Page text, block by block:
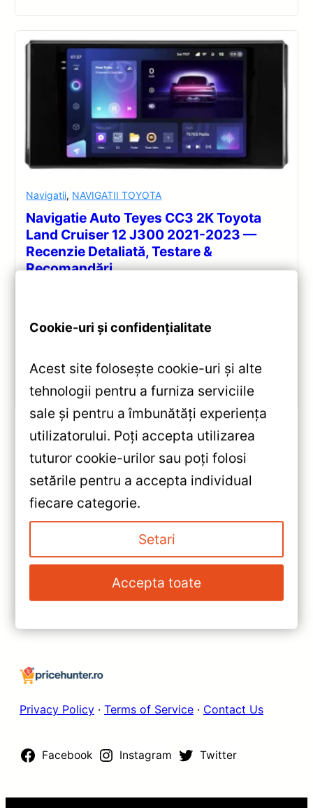
Navigatii, NAVIGATII TOYOTA
Navigatie Auto Teyes CC3 2K Toyota
Land Cruiser 12 J300 2021-2023 —
Recenzie Detaliată, Testare &
Recomandări
2.0 GHz, Android 10, Bluetooth 5.1, DSP și
Vezi review!
«Navigație Auto 9.5” 2K QLED
Ford F150 (2009-2014) —
Teyes CC3 — Recenzie
Detaliată, Testare &
Recomandări
»
Navigatie Auto Lux One 360°
Mazda 6 (2012-2017) – T’EYES
— Recenzie Detaliată, Testare &
Privacy Policy · Terms of Service · Contact Us
Facebook Instagram Twitter
Cookie-uri și confidențialitate
Acest site folosește cookie-uri și alte
tehnologii pentru a furniza serviciile
sale și pentru a îmbunătăți experiența
utilizatorului. Poți accepta utilizarea
tuturor cookie-urilor sau poți folosi
setările pentru a accepta individual
fiecare categorie.
Setari
Accepta toate